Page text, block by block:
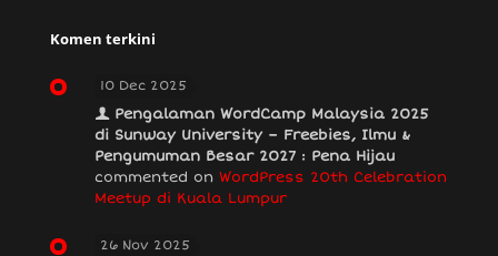
Komen terkini
10 Dec 2025
Pengalaman WordCamp Malaysia 2025
di Sunway University – Freebies, Ilmu &
Pengumuman Besar 2027 : Pena Hijau
commented on WordPress 20th Celebration
Meetup di Kuala Lumpur
26 Nov 2025